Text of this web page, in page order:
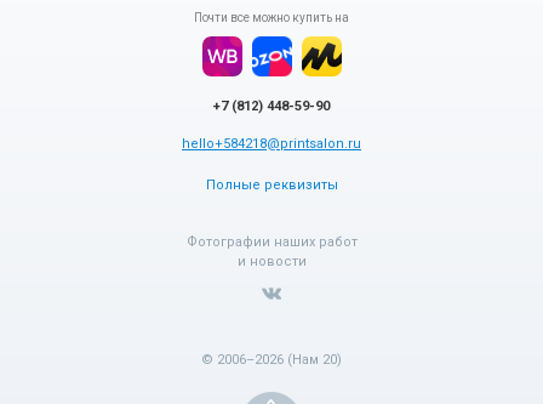
Почти все можно купить на
+7 (812) 448-59-90
hello+584218@printsalon.ru
Полные реквизиты
Фотографии наших работ
и новости
© 2006–2026 (Нам 20)